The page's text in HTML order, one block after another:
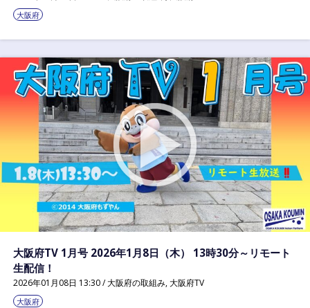
大阪府
大阪府TV 1月号 2026年1月8日（木） 13時30分～リモート
生配信！
2026年01月08日 13:30 /大阪府の取組み,大阪府TV
大阪府